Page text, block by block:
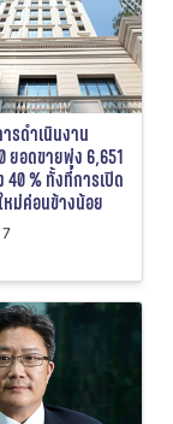
รดำเนินงาน
ยอดขายพุ่ง 6,651
40 % ทั้งที่การเปิด
หม่ค่อนข้างน้อย